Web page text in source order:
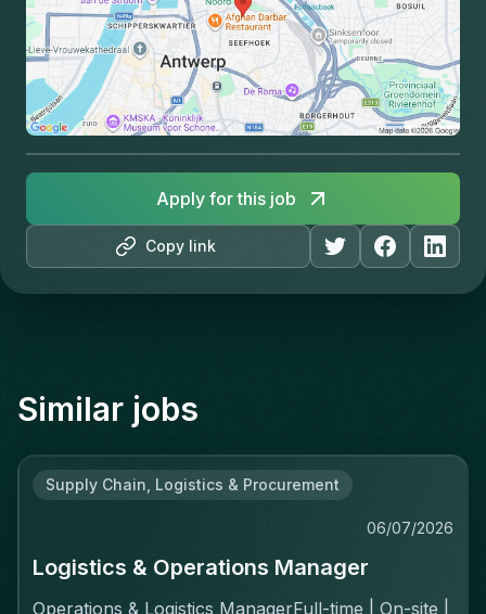
Copy link
Apply for this job
Similar jobs
Supply Chain, Logistics & Procurement
06/07/2026
Logistics & Operations Manager
Operations & Logistics ManagerFull-time | On-site |